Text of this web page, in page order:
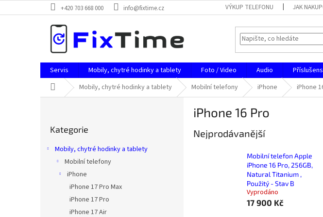
na
+420 703 668 000 info@fixtime.cz VÝKUP TELEFONU JAK
Servis Mobily, chytré hodinky a tablety Foto / Video Audio
Domů Mobily, chytré hodinky a tablety Mobilní telefony iPhone iPhone
kategorie
Kategorie
Mobily, chytré hodinky a tablety
Mobilní telefony
iPhone
iPhone 17 Pro Max
iPhone 17 Pro
iPhone 17 Air
iPhone 16 Pro
Nejprodávanější
Mobilní telefon Apple
iPhone 16 Pro, 256GB,
Natural Titanium ,
Použitý - Stav B
Vyprodáno
17 900 Kč